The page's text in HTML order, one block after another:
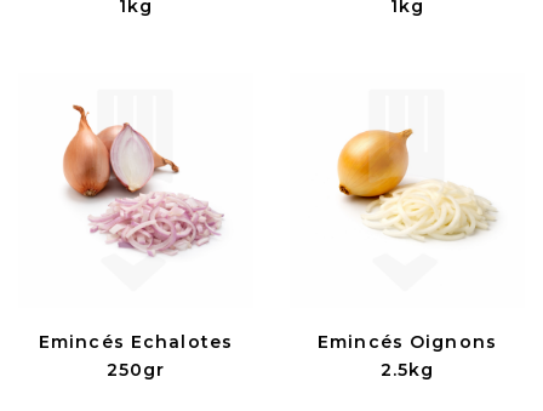
1kg
1kg
Emincés Echalotes
250gr
Emincés Oignons
2.5kg